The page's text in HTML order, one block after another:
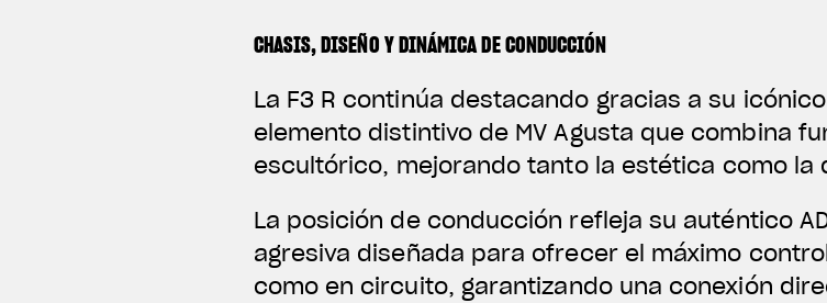
CHASIS, DISEÑO Y DINÁMICA DE CONDUCCIÓN
La F3 R continúa destacando gracias a su
elemento distintivo de MV Agusta que combina
escultórico, mejorando tanto la estética como la
La posición de conducción refleja su auténtico
agresiva diseñada para ofrecer el máximo
como en circuito, garantizando una conexión